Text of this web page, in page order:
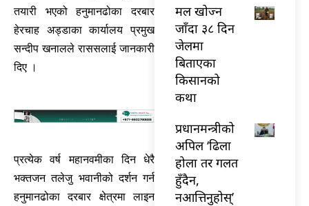
तयारी भएको हनुमानढोका दरबार
हेरचाह अड्डाका कार्यालय प्रमुख
सन्दीप खनालले राससलाई जानकारी
दिए ।
प्रत्येक वर्ष महानवमीका दिन धेरै
भक्तजन तलेजु भवानीको दर्शन गर्न
हनुमानढोका दरबार क्षेत्रमा लाइन
मल खोज्न
जाँदा ३८ दिन
जेलमा
बिताएका
किसानको
कथा
प्रधानमन्त्रीको
अपिल ‘ढिला
होला तर गलत
हुँदैन,
नआत्तिनुहोस्’